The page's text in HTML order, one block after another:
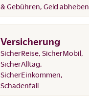
& Gebühren, Geld abheben
Versicherung
SicherReise, SicherMobil,
SicherAlltag,
SicherEinkommen,
Schadenfall